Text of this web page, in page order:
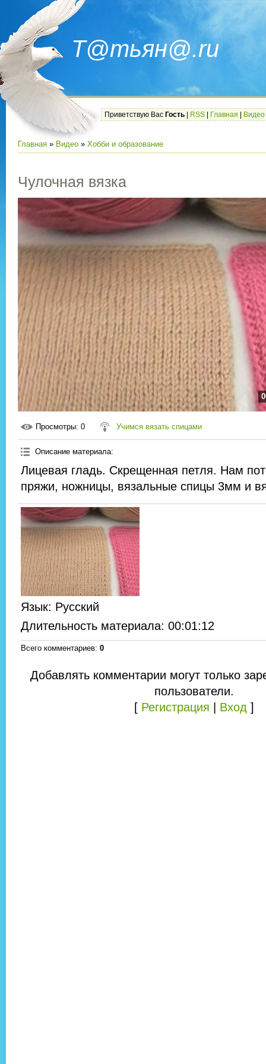
Т@тьян@.ru
Приветствую Вас Гость RSS Главная Видео
Главная » Видео » Хобби и образование
Чулочная вязка
Просмотры: 0 Учимся вязать спицами
Описание материала:
Лицевая гладь. Скрещенная петля. Нам
пряжи, ножницы, вязальные спицы 3мм и
Язык: Русский
Длительность материала: 00:01:12
Всего комментариев: 0
Добавлять комментарии могут только
пользователи.
[ Регистрация Вход ]